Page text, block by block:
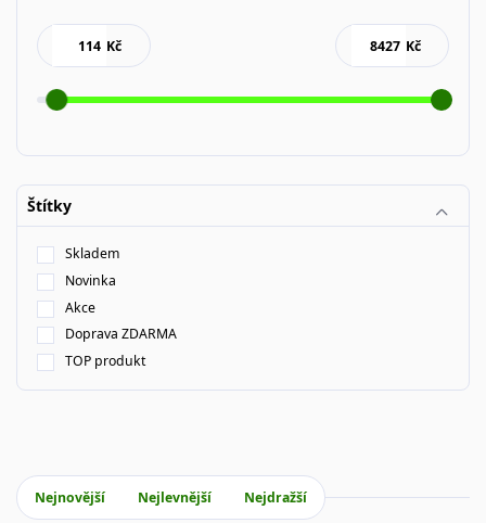
Kč Kč
Štítky
Skladem
Novinka
Akce
Doprava ZDARMA
TOP produkt
Nejnovější Nejlevnější Nejdražší